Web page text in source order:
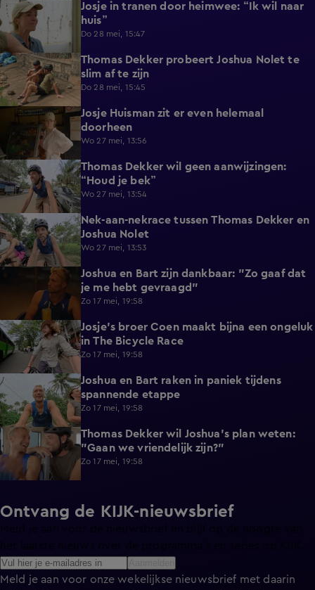
0:59
Josje in tranen door heimwee: “Ik wil naar
huis”
Do 28 mei, 15:47
0:41
Thomas Dekker probeert Joshua Nolet te
slim af te zijn
Do 28 mei, 15:45
0:41
Josje Huisman zit er even helemaal
doorheen
Wo 27 mei, 13:56
0:45
Thomas Dekker wil geen aanwijzingen:
“Houd je bek”
Wo 27 mei, 13:54
1:01
Nek-aan-nekrace tussen Thomas Dekker en
Joshua Nolet
Wo 27 mei, 13:53
Joshua en Bart zijn dankbaar: "Zo gaaf dat
je me hebt gevraagd"
Zo 17 mei, 19:58
0:23
Josje's broer Coen maakt bijna een ongeluk
in The Bicycle Race
Zo 17 mei, 19:58
5:00
Joshua en Bart raken in paniek tijdens
spannende etappe
Zo 17 mei, 19:58
0:47
Thomas Dekker wil Joshua's plan weten:
"Gaan we vriendelijk zijn?"
Zo 17 mei, 19:58
Ontvang de KIJK-nieuwsbrief
Meld je aan voor onze wekelijkse nieuwsbrief met daarin